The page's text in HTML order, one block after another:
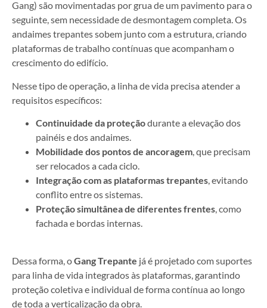
Gang) são movimentadas por grua de um pavimento para o
seguinte, sem necessidade de desmontagem completa. Os
andaimes trepantes sobem junto com a estrutura, criando
plataformas de trabalho contínuas que acompanham o
crescimento do edifício.
Nesse tipo de operação, a linha de vida precisa atender a
requisitos específicos:
Continuidade da proteçãodurante a elevação dos
painéis e dos andaimes.
Mobilidade dos pontos de ancoragem, que precisam
ser relocados a cada ciclo.
Integração com as plataformas trepantes, evitando
conflito entre os sistemas.
Proteção simultânea de diferentes frentes, como
fachada e bordas internas.
Dessa forma, oGang Trepante já é projetado com suportes
para linha de vida integrados às plataformas, garantindo
proteção coletiva e individual de forma contínua ao longo
de toda a verticalização da obra.